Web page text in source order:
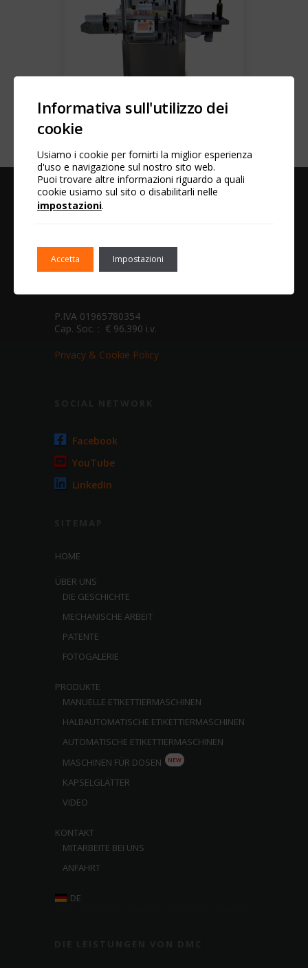
Lineare Etikettiermaschine FOKUS
D.M.C. SRL
(RE) Italy
P.IVA 01965780354
Cap. Soc. : € 96.390 i.v.
Privacy & Cookie Policy
Facebook
YouTube
LinkedIn
HOME
ÜBER UNS
DIE GESCHICHTE
MECHANISCHE ARBEIT
PATENTE
FOTOGALERIE
PRODUKTE
MANUELLE ETIKETTIERMASCHINEN
HALBAUTOMATISCHE ETIKETTIERMASCHINEN
AUTOMATISCHE ETIKETTIERMASCHINEN
MASCHINEN FÜR DOSEN
NEW
KAPSELGLÄTTER
VIDEO
KONTAKT
MITARBEITE BEI UNS
ANFAHRT
DE
Informativa sull'utilizzo dei
cookie
Usiamo i cookie per fornirti la miglior esperienza
d'uso e navigazione sul nostro sito web.
Puoi trovare altre informazioni riguardo a quali
cookie usiamo sul sito o disabilitarli nelle
impostazioni.
Accetta Impostazioni